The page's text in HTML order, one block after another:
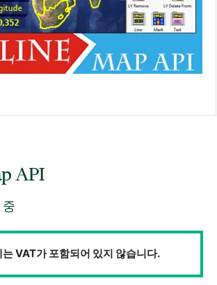
API
는 VAT가 포함되어 있지 않습니다.